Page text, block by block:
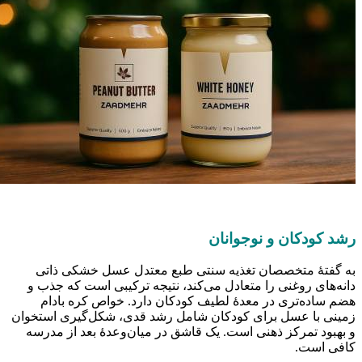
کودکان و نوجوانان
گفتهٔ متخصصان تغذیه سنتی طبع معتدل عسل خشکی ذاتی
روغنی را متعادل می‌کند، نتیجه ترکیبی است که جذب و
ساده‌تری در معدهٔ لطیف کودکان دارد. خواص کره بادام
با عسل برای کودکان شامل رشد قدی، شکل‌گیری استخوان
بهبود تمرکز ذهنی است. یک قاشق در میان‌وعدهٔ بعد از مدرسه
است.